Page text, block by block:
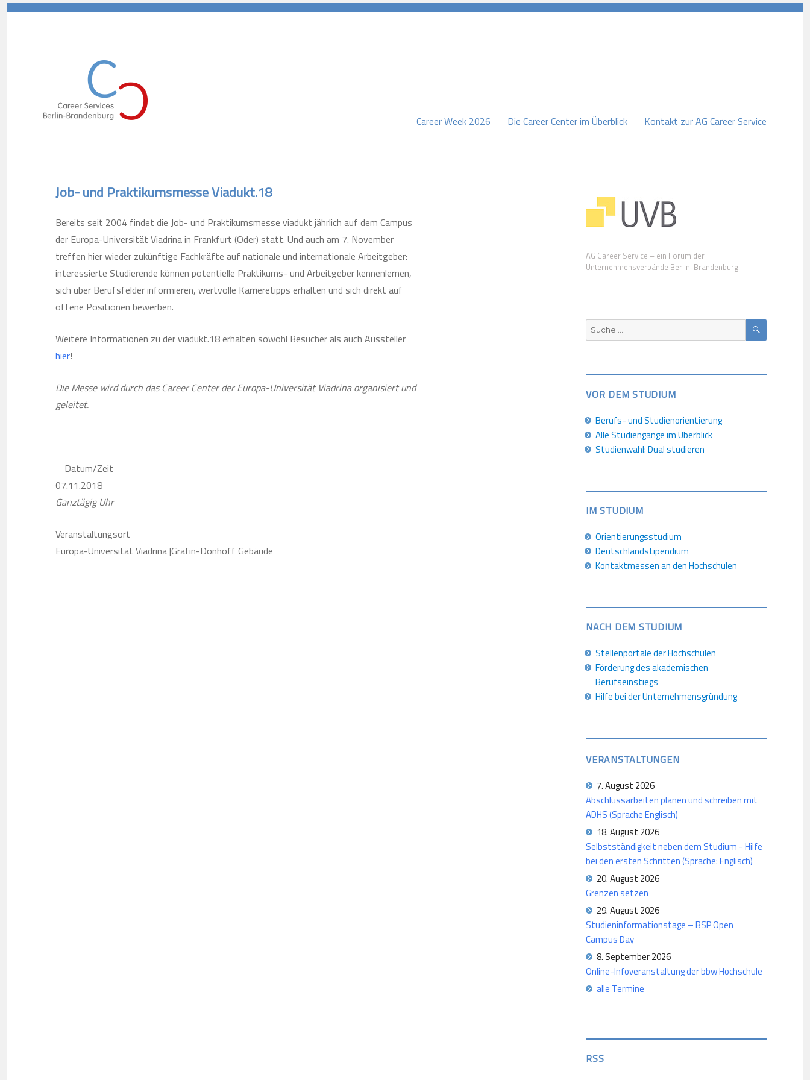
Career Week 2026 Die Career Center im Überblick Kontakt zur AG Career Service
Job- und Praktikumsmesse Viadukt.18
Bereits seit 2004 findet die Job- und Praktikumsmesse viadukt jährlich auf dem Campus
der Europa-Universität Viadrina in Frankfurt (Oder) statt. Und auch am 7. November
treffen hier wieder zukünftige Fachkräfte auf nationale und internationale Arbeitgeber:
interessierte Studierende können potentielle Praktikums- und Arbeitgeber kennenlernen,
sich über Berufsfelder informieren, wertvolle Karrieretipps erhalten und sich direkt auf
offene Positionen bewerben.
Weitere Informationen zu der viadukt.18 erhalten sowohl Besucher als auch Aussteller
hier!
Die Messe wird durch das Career Center der Europa-Universität Viadrina organisiert und
geleitet.
Datum/Zeit
07.11.2018
Ganztägig Uhr
Veranstaltungsort
Europa-Universität Viadrina |Gräfin-Dönhoff Gebäude
AG Career Service – ein Forum der
Unternehmensverbände Berlin-Brandenburg
Suche
nach:
SUCHEN
VOR DEM STUDIUM
Berufs- und Studienorientierung
Alle Studiengänge im Überblick
Studienwahl: Dual studieren
IM STUDIUM
Orientierungsstudium
Deutschlandstipendium
Kontaktmessen an den Hochschulen
NACH DEM STUDIUM
Stellenportale der Hochschulen
Förderung des akademischen
Berufseinstiegs
Hilfe bei der Unternehmensgründung
VERANSTALTUNGEN
7. August 2026
Abschlussarbeiten planen und schreiben mit
ADHS (Sprache Englisch)
18. August 2026
Selbstständigkeit neben dem Studium - Hilfe
bei den ersten Schritten (Sprache: Englisch)
20. August 2026
Grenzen setzen
29. August 2026
Studieninformationstage – BSP Open
Campus Day
8. September 2026
Online-Infoveranstaltung der bbw Hochschule
alle Termine
RSS